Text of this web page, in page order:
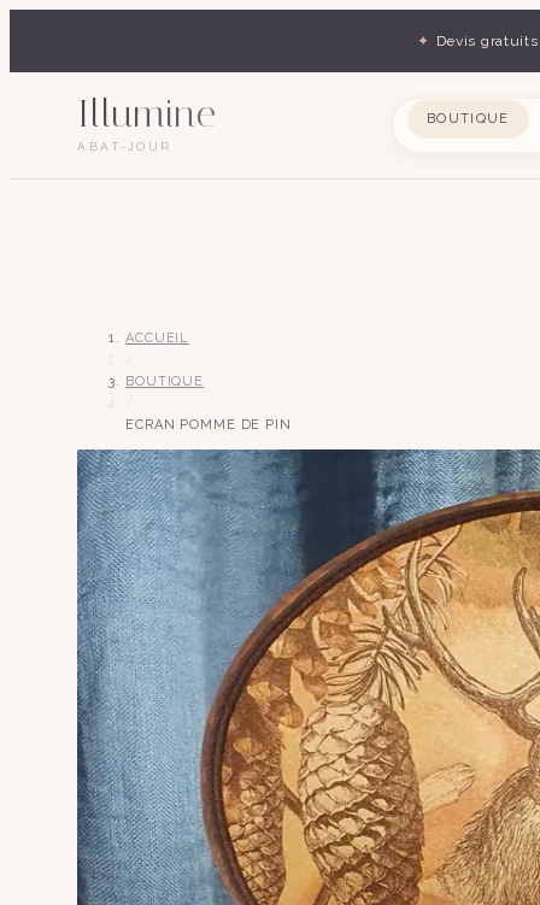
✦ Devis
Illumine
ABAT-JOUR
BOUTIQUE
ACCUEIL
BOUTIQUE
ECRAN POMME DE PIN